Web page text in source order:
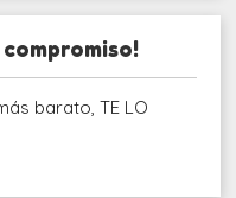
barato, TE LO